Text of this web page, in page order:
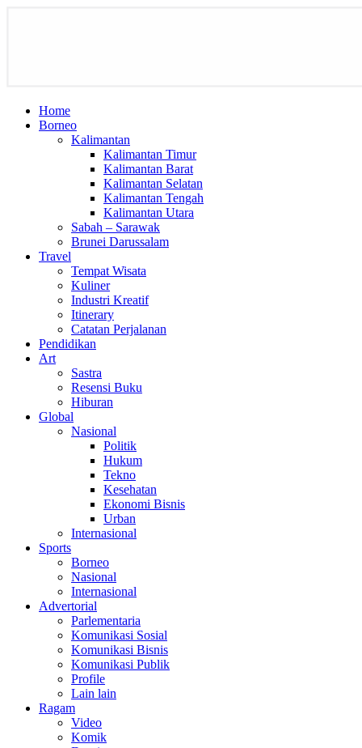
Home
Borneo
Kalimantan
Kalimantan Timur
Kalimantan Barat
Kalimantan Selatan
Kalimantan Tengah
Kalimantan Utara
Sabah – Sarawak
Brunei Darussalam
Travel
Tempat Wisata
Kuliner
Industri Kreatif
Itinerary
Catatan Perjalanan
Pendidikan
Art
Sastra
Resensi Buku
Hiburan
Global
Nasional
Politik
Hukum
Tekno
Kesehatan
Ekonomi Bisnis
Urban
Internasional
Sports
Borneo
Nasional
Internasional
Advertorial
Parlementaria
Komunikasi Sosial
Komunikasi Bisnis
Komunikasi Publik
Profile
Lain lain
Ragam
Video
Komik